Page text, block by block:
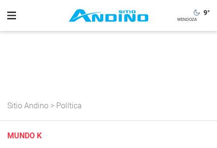
9°
Sitio Andino > Política
MUNDO K